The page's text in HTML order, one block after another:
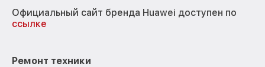
Официальный сайт бренда Huawei доступен по
ссылке
Ремонт техники